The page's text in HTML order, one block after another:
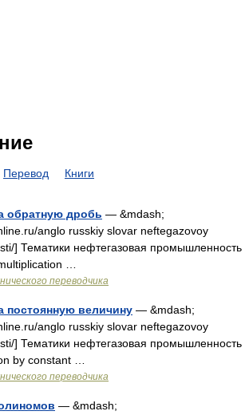
Перевод Книги
обратную дробь — &mdash;
anglo russkiy slovar neftegazovoy
] Тематики нефтегазовая промышленность
…
переводчика
постоянную величину — &mdash;
anglo russkiy slovar neftegazovoy
] Тематики нефтегазовая промышленность
by constant …
переводчика
— &mdash;